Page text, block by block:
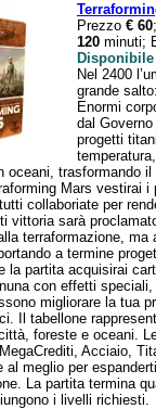
Prezzo € 60
120 minuti;
Nel 2400
grande
Enormi
dal
progetti
oceani, trasformando
Mars vestirai i
collaboriate per
vittoria sarà
terraformazione, ma
a termine
la partita acquisirai
con effetti
migliorare la tua
Il tabellone
foreste e oceani.
Acciaio,
al meglio per
La partita termina
i livelli richiesti.